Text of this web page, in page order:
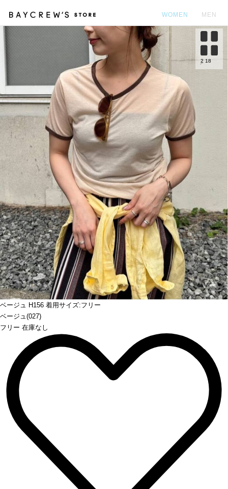
WOMEN MEN
ベージュ H156 着用サイズ:フリー
ベージュ(027)
フリー 在庫なし
Prev
2 18